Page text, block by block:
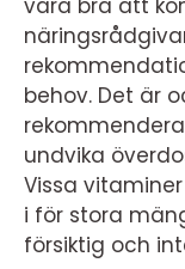
behov. Det är
undvika
Vissa
i för stora
försiktig och